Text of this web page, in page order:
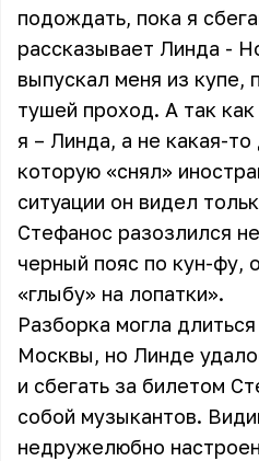
подождать, пока я
рассказывает Линда -
выпускал меня из купе,
тушей проход. А так
я – Линда, а не какая-
которую «снял»
ситуации он видел
Стефанос разозлился
черный пояс по кун-фу,
«глыбу» на лопатки».
Разборка могла
Москвы, но Линде
и сбегать за билетом
собой музыкантов.
недружелюбно